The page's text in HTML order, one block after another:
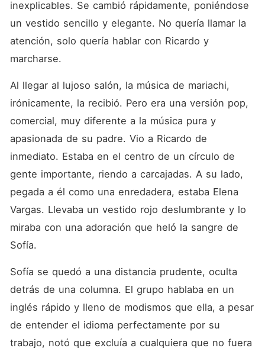
inexplicables. Se cambió rápidamente, poniéndose
un vestido sencillo y elegante. No quería llamar la
atención, solo quería hablar con Ricardo y
marcharse.
Al llegar al lujoso salón, la música de mariachi,
irónicamente, la recibió. Pero era una versión pop,
comercial, muy diferente a la música pura y
apasionada de su padre. Vio a Ricardo de
inmediato. Estaba en el centro de un círculo de
gente importante, riendo a carcajadas. A su lado,
pegada a él como una enredadera, estaba Elena
Vargas. Llevaba un vestido rojo deslumbrante y lo
miraba con una adoración que heló la sangre de
Sofía.
Sofía se quedó a una distancia prudente, oculta
detrás de una columna. El grupo hablaba en un
inglés rápido y lleno de modismos que ella, a pesar
de entender el idioma perfectamente por su
trabajo, notó que excluía a cualquiera que no fuera